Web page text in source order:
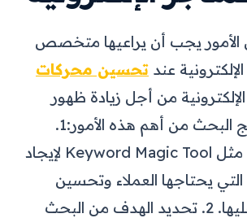
الأمور يجب أن يراعيها متخصص
عند تحسين محركات
من أجل زيادة ظهور
البحث من أهم هذه الأمور: 1.
استخدام أدوات مثل Keyword Magic Tool لإيجاد
التي يحتاجها العملاء وتحسين
2. تحديد الهدف من البحث